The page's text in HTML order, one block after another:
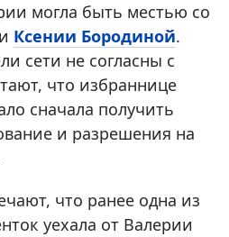
могла быть местью со
Ксении Бородиной.
сети не согласны с
что избраннице
сначала получить
и разрешения на
что ранее одна из
уехала от Валерии